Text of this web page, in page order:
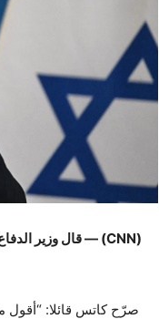
(
CNN) — قال وزير
صرّح كاتس قائلا: “أقول